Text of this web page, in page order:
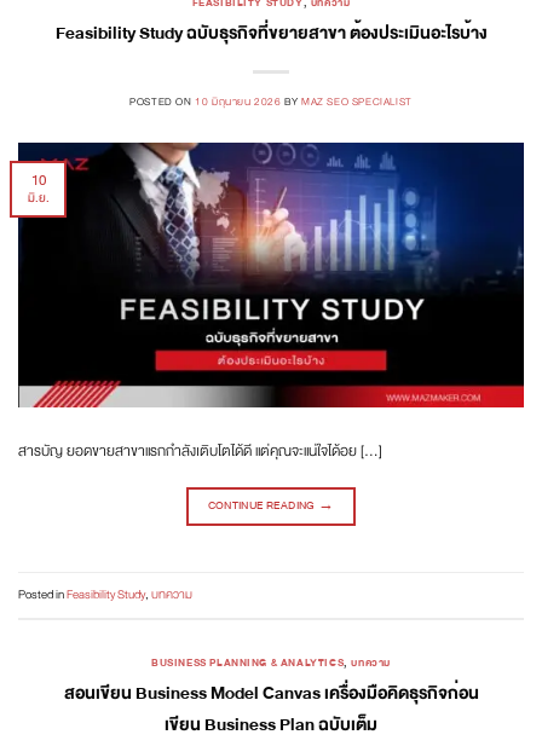
Feasibility Study ฉบับธุรกิจที่ขยายสาขา ต้องประเมินอะไรบ้าง
POSTED ON10 มิถุนายน 2026 BY MAZ SEO SPECIALIST
10
มิ.ย.
สารบัญ ยอดขายสาขาแรกกำลังเติบโตได้ดี แต่คุณจะแน่ใจได้อย […]
CONTINUE READING →
Posted inFeasibility Study,บทความ
BUSINESS PLANNING & ANALYTICS,บทความ
สอนเขียน Business Model Canvas เครื่องมือคิดธุรกิจก่อน
เขียน Business Plan ฉบับเต็ม